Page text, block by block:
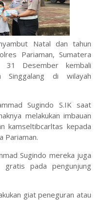
Natal dan tahun
Pariaman, Sumatera
31 Desember kembali
Singgalang di wilayah
Sugindo S.IK saat
melakukan imbauan
kamseltibcarltas kepada
Pariaman.
Sugindo mereka juga
gratis pada pengunjung
giat peneguran atau